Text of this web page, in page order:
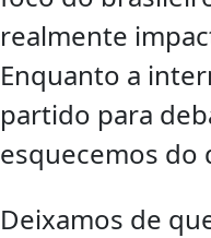
realmente
Enquanto a
partido para
esquecemos do
Deixamos de